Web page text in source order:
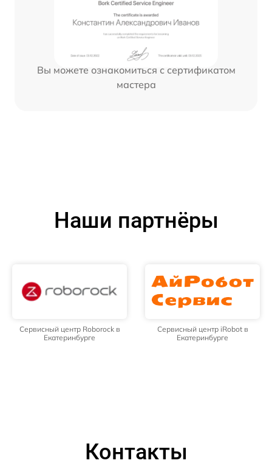
Вы можете ознакомиться с сертификатом
мастера
Наши партнёры
Сервисный центр Roborock в
Екатеринбурге
Сервисный центр iRobot в
Екатеринбурге
Контакты